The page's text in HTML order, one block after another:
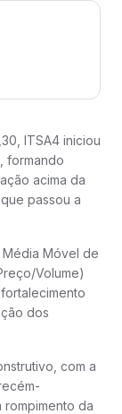
ITSA4 iniciou
formando
acima da
passou a
Móvel de
Volume)
dos
com a
da